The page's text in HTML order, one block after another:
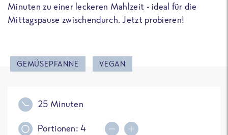
Minuten zu einer leckeren Mahlzeit - ideal für die
Mittagspause zwischendurch. Jetzt probieren!
GEMÜSEPFANNE VEGAN
25 Minuten
Portionen:4